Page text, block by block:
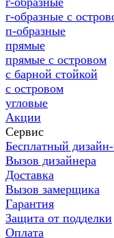
г-образные с
п-образные
прямые
прямые с островом
с барной стойкой
с островом
угловые
Акции
Сервис
Бесплатный
Вызов дизайнера
Доставка
Вызов замерщика
Гарантия
Защита от подделки
Оплата